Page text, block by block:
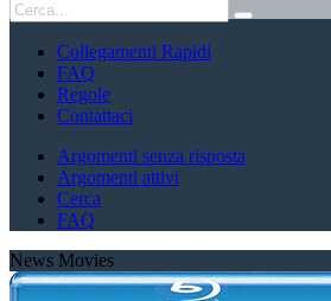
Collegamenti Rapidi
FAQ
Regole
Contattaci
Argomenti senza risposta
Argomenti attivi
Cerca
FAQ
News Movies